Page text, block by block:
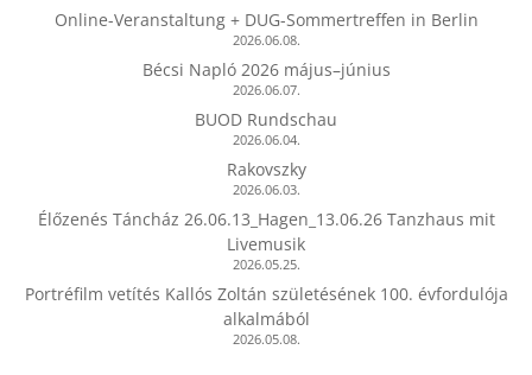
Online-Veranstaltung + DUG-Sommertreffen in Berlin
2026.06.08.
Bécsi Napló 2026 május–június
2026.06.07.
BUOD Rundschau
2026.06.04.
Rakovszky
2026.06.03.
Élőzenés Táncház 26.06.13_Hagen_13.06.26 Tanzhaus mit
Livemusik
2026.05.25.
Portréfilm vetítés Kallós Zoltán születésének 100. évfordulója
alkalmából
2026.05.08.